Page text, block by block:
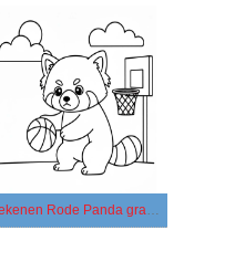
Tekenen Rode Panda gratis afdrukbaar eenvoudig